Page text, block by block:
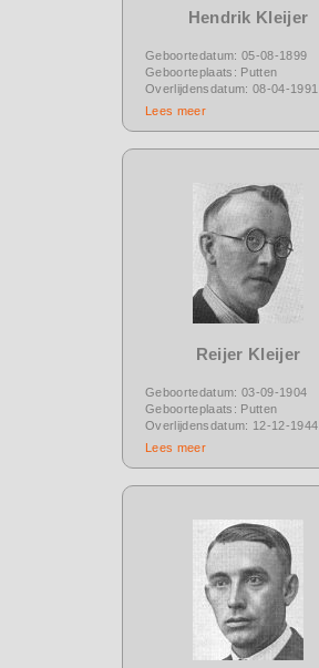
Hendrik Kleijer
Geboortedatum: 05-08-1899
Geboorteplaats: Putten
Overlijdensdatum: 08-04-1991
Lees meer
Reijer Kleijer
Geboortedatum: 03-09-1904
Geboorteplaats: Putten
Overlijdensdatum: 12-12-1944
Lees meer